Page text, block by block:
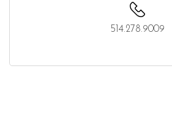
514.278.9009